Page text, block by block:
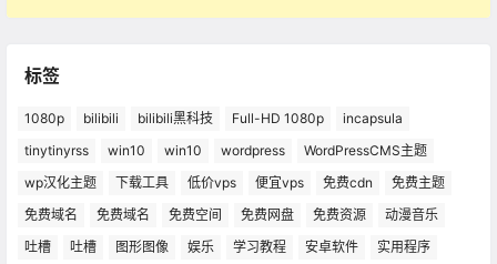
标签
1080p bilibili bilibili黑科技 Full-HD 1080p
incapsula
tinytinyrss
win10 win10 wordpress
WordPressCMS主题
wp汉化主题
下载工具 低价vps 便宜vps 免费cdn
免费主题
免费域名
免费域名 免费空间 免费网盘 免费资源
动漫音乐
吐槽
吐槽 图形图像 娱乐 学习教程 安卓软件 实用程序